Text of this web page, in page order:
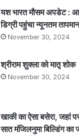
यश भारत मौसम अपडेट :
डिग्री पहुंचा न्यूनतम
November 30, 2024
श्रीराम शुक्ला को मातृ शोक
November 30, 2024
खाकी का ऐसा बसेरा, जहां
सात मंजिलनुमा बिल्डिंग